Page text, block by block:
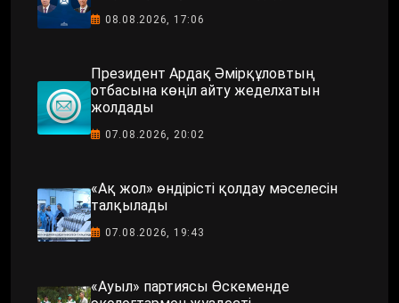
08.08.2026, 17:06
Президент Ардақ Әмірқұловтың
отбасына көңіл айту жеделхатын
жолдады
07.08.2026, 20:02
«Ақ жол» өндірісті қолдау мәселесін
талқылады
07.08.2026, 19:43
«Ауыл» партиясы Өскеменде